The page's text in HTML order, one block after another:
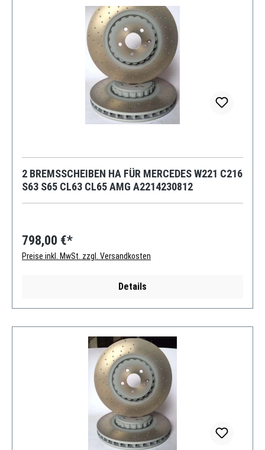
2 BREMSSCHEIBEN HA FÜR MERCEDES W221 C216
S63 S65 CL63 CL65 AMG A2214230812
798,00 €*
Preise inkl. MwSt. zzgl. Versandkosten
Details